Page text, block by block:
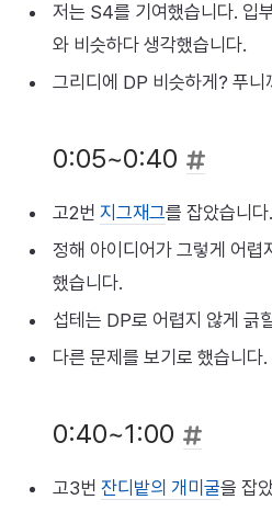
저는 S4를 기여했습니다. 입
와 비슷하다 생각했습니다.
그리디에 DP 비슷하게? 푸니
0:05~0:40
고2번 지그재그를 잡았습니다.
정해 아이디어가 그렇게 어렵
했습니다.
섭테는 DP로 어렵지 않게 긁
다른 문제를 보기로 했습니다.
0:40~1:00
고3번 잔디밭의 개미굴을 잡